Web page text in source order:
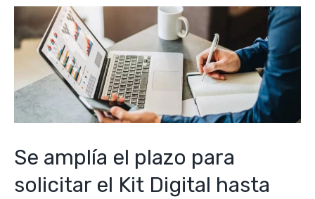
Se amplía el plazo para
solicitar el Kit Digital hasta